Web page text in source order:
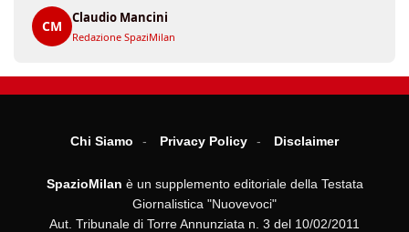
CM
Claudio Mancini
Redazione SpaziMilan
Chi Siamo Privacy Policy Disclaimer
SpazioMilan è un supplemento editoriale della Testata
Giornalistica "Nuovevoci"
Aut. Tribunale di Torre Annunziata n. 3 del 10/02/2011